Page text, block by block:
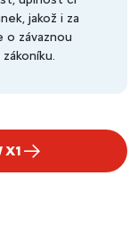
jakož i za
o závaznou
X1